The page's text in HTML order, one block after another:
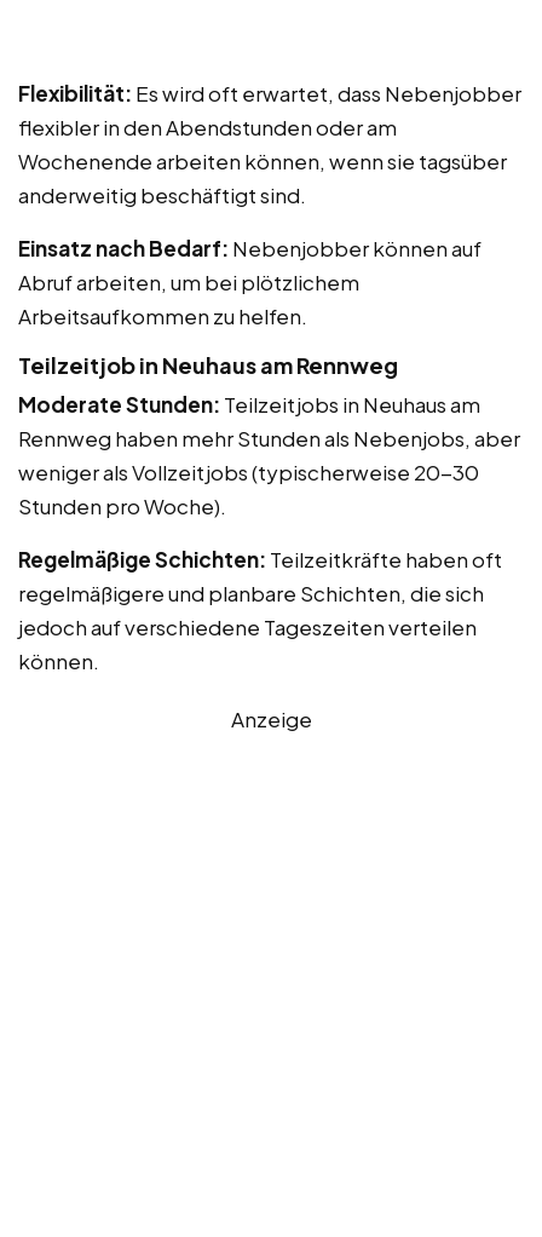
Flexibilität: Es wird oft erwartet, dass Nebenjobber
flexibler in den Abendstunden oder am
Wochenende arbeiten können, wenn sie tagsüber
anderweitig beschäftigt sind.
Einsatz nach Bedarf: Nebenjobber können auf
Abruf arbeiten, um bei plötzlichem
Arbeitsaufkommen zu helfen.
Teilzeitjob in Neuhaus am Rennweg
Moderate Stunden: Teilzeitjobs in Neuhaus am
Rennweg haben mehr Stunden als Nebenjobs, aber
weniger als Vollzeitjobs (typischerweise 20-30
Stunden pro Woche).
Regelmäßige Schichten: Teilzeitkräfte haben oft
regelmäßigere und planbare Schichten, die sich
jedoch auf verschiedene Tageszeiten verteilen
können.
Anzeige